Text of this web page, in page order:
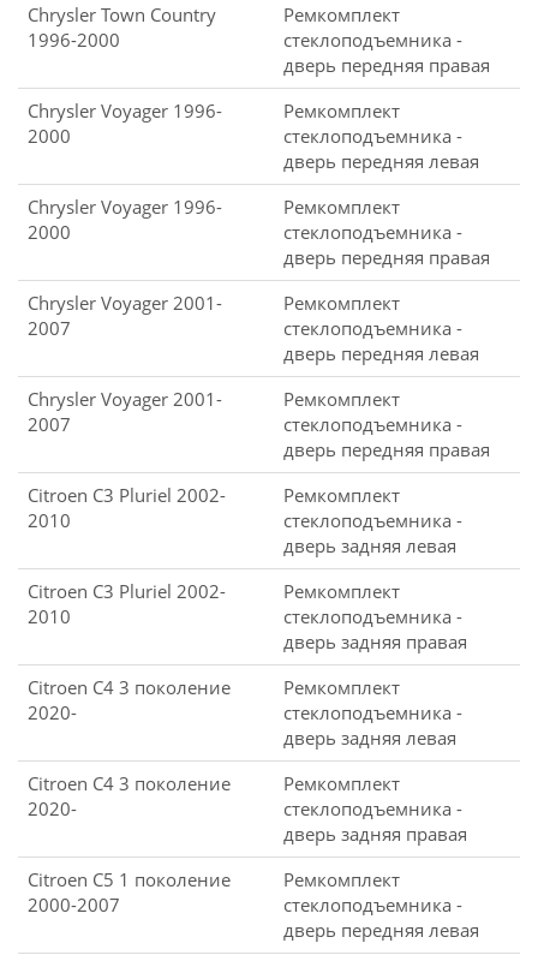
Chrysler Town Country
1996-2000
Ремкомплект
стеклоподъемника -
дверь передняя правая
Chrysler Voyager 1996-
2000
Ремкомплект
стеклоподъемника -
дверь передняя левая
Chrysler Voyager 1996-
2000
Ремкомплект
стеклоподъемника -
дверь передняя правая
Chrysler Voyager 2001-
2007
Ремкомплект
стеклоподъемника -
дверь передняя левая
Chrysler Voyager 2001-
2007
Ремкомплект
стеклоподъемника -
дверь передняя правая
Citroen C3 Pluriel 2002-
2010
Ремкомплект
стеклоподъемника -
дверь задняя левая
Citroen C3 Pluriel 2002-
2010
Ремкомплект
стеклоподъемника -
дверь задняя правая
Citroen C4 3 поколение
2020-
Ремкомплект
стеклоподъемника -
дверь задняя левая
Citroen C4 3 поколение
2020-
Ремкомплект
стеклоподъемника -
дверь задняя правая
Citroen C5 1 поколение
2000-2007
Ремкомплект
стеклоподъемника -
дверь передняя левая